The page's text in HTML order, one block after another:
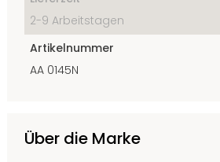
2-9 Arbeitstagen
Artikelnummer
AA 0145N
Über die Marke